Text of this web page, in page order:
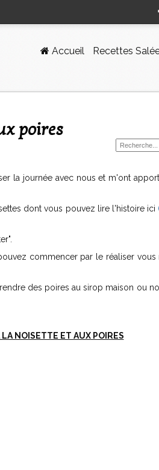
Accueil Recettes
poires
la journée avec nous et m'ont
dont vous pouvez lire l'histoire ici
commencer par le réaliser
des poires au sirop maison ou
NOISETTE ET AUX POIRES